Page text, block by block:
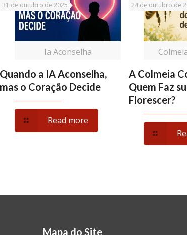
Ia Aconselha
31 de outubro de 2025
Quando a IA Aconselha,
mas o Coração Decide
Read more
24 de outubro de
A Colmeia
Quem Faz
Florescer?
Mapa do Site